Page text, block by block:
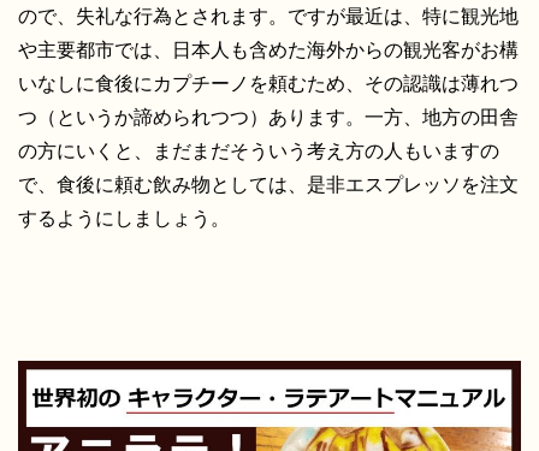
ので、失礼な行為とされます。ですが最近は、特に観光地
や主要都市では、日本人も含めた海外からの観光客がお構
いなしに食後にカプチーノを頼むため、その認識は薄れつ
つ（というか諦められつつ）あります。一方、地方の田舎
の方にいくと、まだまだそういう考え方の人もいますの
で、食後に頼む飲み物としては、是非エスプレッソを注文
するようにしましょう。